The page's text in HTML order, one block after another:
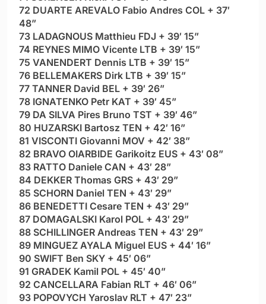
72 DUARTE AREVALO Fabio Andres COL + 37′
48”
73 LADAGNOUS Matthieu FDJ + 39′ 15”
74 REYNES MIMO Vicente LTB + 39′ 15”
75 VANENDERT Dennis LTB + 39′ 15”
76 BELLEMAKERS Dirk LTB + 39′ 15”
77 TANNER David BEL + 39′ 26”
78 IGNATENKO Petr KAT + 39′ 45”
79 DA SILVA Pires Bruno TST + 39′ 46”
80 HUZARSKI Bartosz TEN + 42′ 16”
81 VISCONTI Giovanni MOV + 42′ 38”
82 BRAVO OIARBIDE Garikoitz EUS + 43′ 08”
83 RATTO Daniele CAN + 43′ 28”
84 DEKKER Thomas GRS + 43′ 29”
85 SCHORN Daniel TEN + 43′ 29”
86 BENEDETTI Cesare TEN + 43′ 29”
87 DOMAGALSKI Karol POL + 43′ 29”
88 SCHILLINGER Andreas TEN + 43′ 29”
89 MINGUEZ AYALA Miguel EUS + 44′ 16”
90 SWIFT Ben SKY + 45′ 06”
91 GRADEK Kamil POL + 45′ 40”
92 CANCELLARA Fabian RLT + 46′ 06”
93 POPOVYCH Yaroslav RLT + 47′ 23”